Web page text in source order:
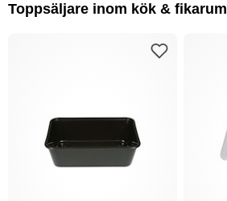
Toppsäljare inom kök & fikarum